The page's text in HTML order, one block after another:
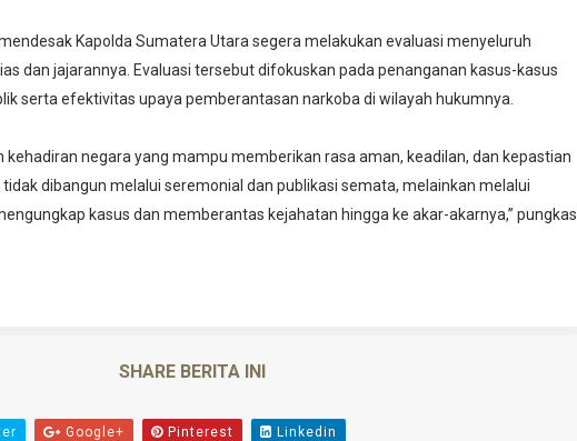
Kapolda Sumatera Utara segera melakukan evaluasi menyeluruh
dan jajarannya. Evaluasi tersebut difokuskan pada penanganan kasus-kasus
serta efektivitas upaya pemberantasan narkoba di wilayah hukumnya.
negara yang mampu memberikan rasa aman, keadilan, dan kepastian
dibangun melalui seremonial dan publikasi semata, melainkan melalui
kasus dan memberantas kejahatan hingga ke akar-akarnya,” pungkas
SHARE BERITA INI
Google+ Pinterest Linkedin